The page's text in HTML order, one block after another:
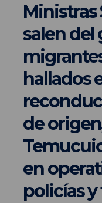
Ministras
salen del
hallados
de
en
policías y